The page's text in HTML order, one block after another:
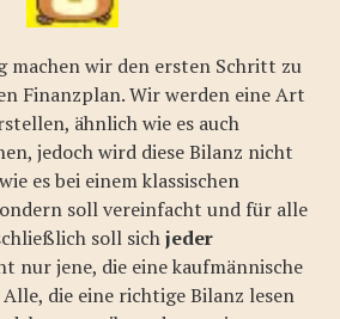
machen wir den ersten Schritt zu
Finanzplan. Wir werden eine Art
ähnlich wie es auch
jedoch wird diese Bilanz nicht
es bei einem klassischen
soll vereinfacht und für alle
soll sichjeder
nur jene, die eine kaufmännische
die eine richtige Bilanz lesen